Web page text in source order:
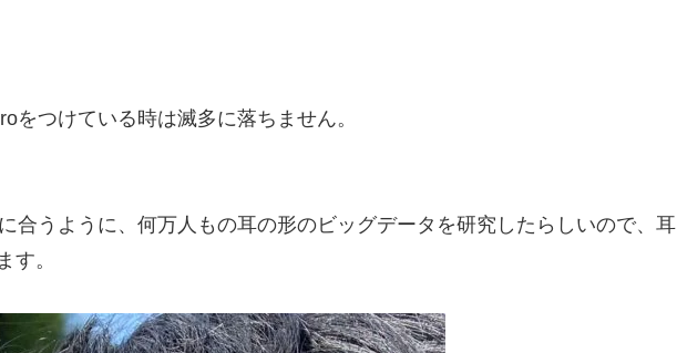
をつけている時は滅多に落ちません。
合うように、何万人もの耳の形のビッグデータを研究したらしいので、耳
す。